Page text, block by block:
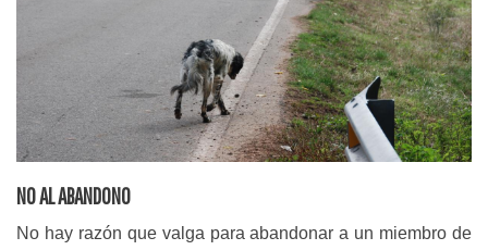
NO AL ABANDONO
No hay razón que valga para abandonar a un miembro de